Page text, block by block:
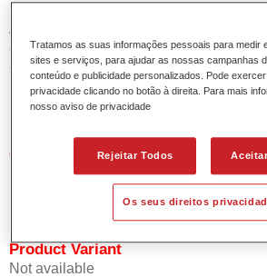
A Permafleet Base Concentrada 600
cores para veículos comerciais da tinta
séries 630, 670 e 675. Pode igualmente
misturar diferentes tintas industriais
Esmalte 730.
Características do produto
Contém pigmentos de alta
Product Variant
Not available
Tratamos as suas informações pessoais para medir
sites e serviços, para ajudar as nossas campanhas
conteúdo e publicidade personalizados. Pode
privacidade clicando no botão à direita. Para mais
nosso aviso de privacidade
Rejeitar Todos
Os seus direitos